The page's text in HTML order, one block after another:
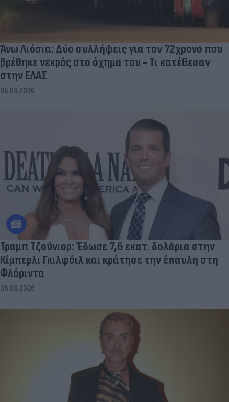
Άνω Λιόσια: Δύο συλλήψεις για τον 72χρονο που
βρέθηκε νεκρός στο όχημα του - Τι κατέθεσαν
στην ΕΛΑΣ
06.08.2026
Τραμπ Τζούνιορ: Έδωσε 7,6 εκατ. δολάρια στην
Κίμπερλι Γκιλφόιλ και κράτησε την έπαυλη στη
Φλόριντα
06.08.2026